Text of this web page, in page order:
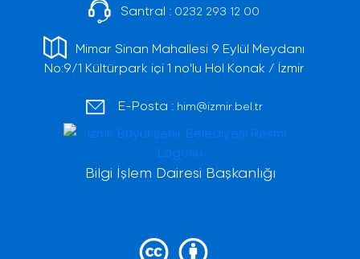
Santral : 0232 293 12 00
Mimar Sinan Mahallesi 9 Eylül Meydanı
No:9/1 Kültürpark içi 1 no'lu Hol Konak / İzmir
E-Posta : him@izmir.bel.tr
Bilgi İşlem Dairesi Başkanlığı